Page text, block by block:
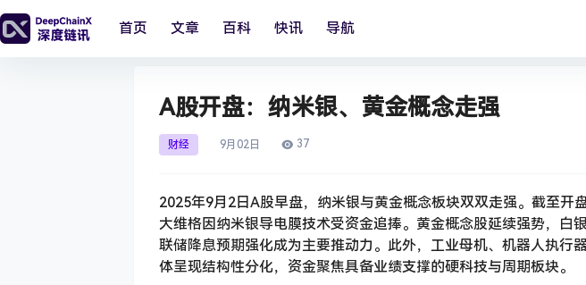
首页 文章 百科 快讯 导航
A股开盘：纳米银、黄金概念走强
财经 9月 02日 37
2025年9月2日A股早盘，纳米银与黄金概念板块双双走强。截至
大维格因纳米银导电膜技术受资金追捧。黄金概念股延续强势，
联储降息预期强化成为主要推动力。此外，工业母机、机器人执
体呈现结构性分化，资金聚焦具备业绩支撑的硬科技与周期板块。